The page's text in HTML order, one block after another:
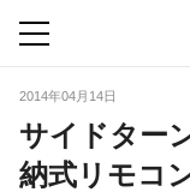
2014年04月14日
サイドター
納式リモコ